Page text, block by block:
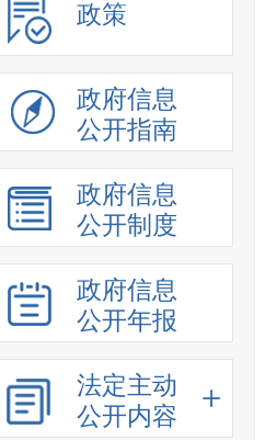
政策
政府信息
公开指南
政府信息
公开制度
政府信息
公开年报
法定主动
公开内容